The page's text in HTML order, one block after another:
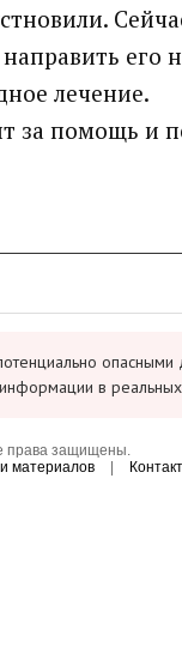
его
лечение.
за помощь и
в
права защищены.
материалов